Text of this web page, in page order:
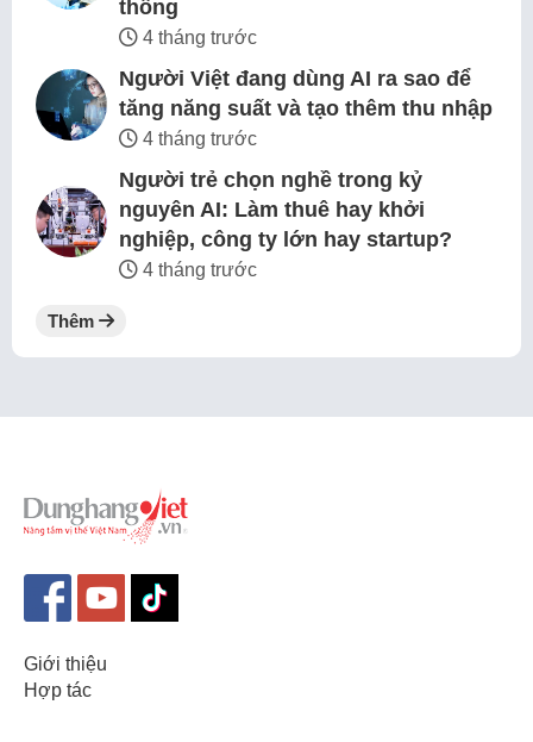
thông
4 tháng trước
Người Việt đang dùng AI ra sao để
tăng năng suất và tạo thêm thu nhập
4 tháng trước
Người trẻ chọn nghề trong kỷ
nguyên AI: Làm thuê hay khởi
nghiệp, công ty lớn hay startup?
4 tháng trước
Thêm
Giới thiệu
Hợp tác